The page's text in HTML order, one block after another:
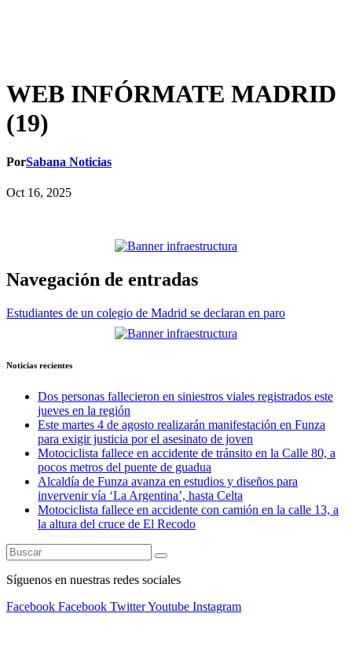
WEB INFÓRMATE MADRID
(19)
PorSabana Noticias
Oct 16, 2025
Navegación de entradas
Estudiantes de un colegio de Madrid se declaran en paro
Noticias recientes
Dos personas fallecieron en siniestros viales registrados este
jueves en la región
Este martes 4 de agosto realizarán manifestación en Funza
para exigir justicia por el asesinato de joven
Motociclista fallece en accidente de tránsito en la Calle 80, a
pocos metros del puente de guadua
Alcaldía de Funza avanza en estudios y diseños para
invervenir vía ‘La Argentina’, hasta Celta
Motociclista fallece en accidente con camión en la calle 13, a
la altura del cruce de El Recodo
Síguenos en nuestras redes sociales
Facebook Facebook TwitterYoutube Instagram